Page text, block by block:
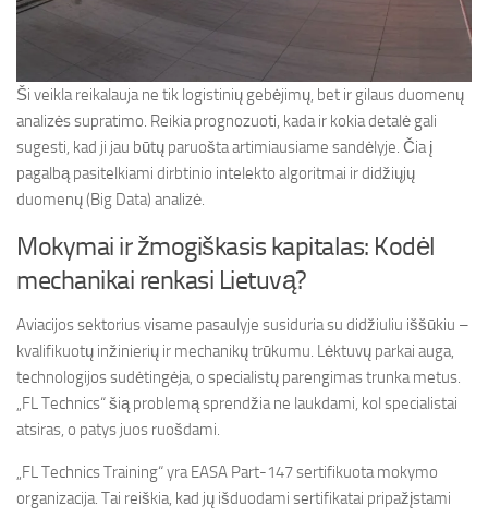
Ši veikla reikalauja ne tik logistinių gebėjimų, bet ir gilaus duomenų
analizės supratimo. Reikia prognozuoti, kada ir kokia detalė gali
sugesti, kad ji jau būtų paruošta artimiausiame sandėlyje. Čia į
pagalbą pasitelkiami dirbtinio intelekto algoritmai ir didžiųjų
duomenų (Big Data) analizė.
Mokymai ir žmogiškasis kapitalas: Kodėl
mechanikai renkasi Lietuvą?
Aviacijos sektorius visame pasaulyje susiduria su didžiuliu iššūkiu –
kvalifikuotų inžinierių ir mechanikų trūkumu. Lėktuvų parkai auga,
technologijos sudėtingėja, o specialistų parengimas trunka metus.
„FL Technics“ šią problemą sprendžia ne laukdami, kol specialistai
atsiras, o patys juos ruošdami.
„FL Technics Training“ yra EASA Part-147 sertifikuota mokymo
organizacija. Tai reiškia, kad jų išduodami sertifikatai pripažįstami